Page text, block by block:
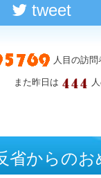
tweet
人目の訪
また昨日は
省からの